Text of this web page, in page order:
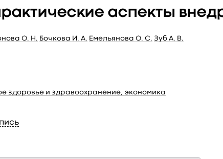
аспекты
О. Н. Бочкова И. А. Емельянова О. С. Зуб А. В.
здоровье и здравоохранение, экономика